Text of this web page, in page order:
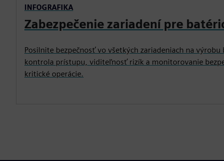
INFOGRAFIKA
Zabezpečenie zariadení pre
Posilnite bezpečnosť vo všetkých zariadeniach na
kontrola prístupu, viditeľnosť rizík a monitorovanie
kritické operácie.